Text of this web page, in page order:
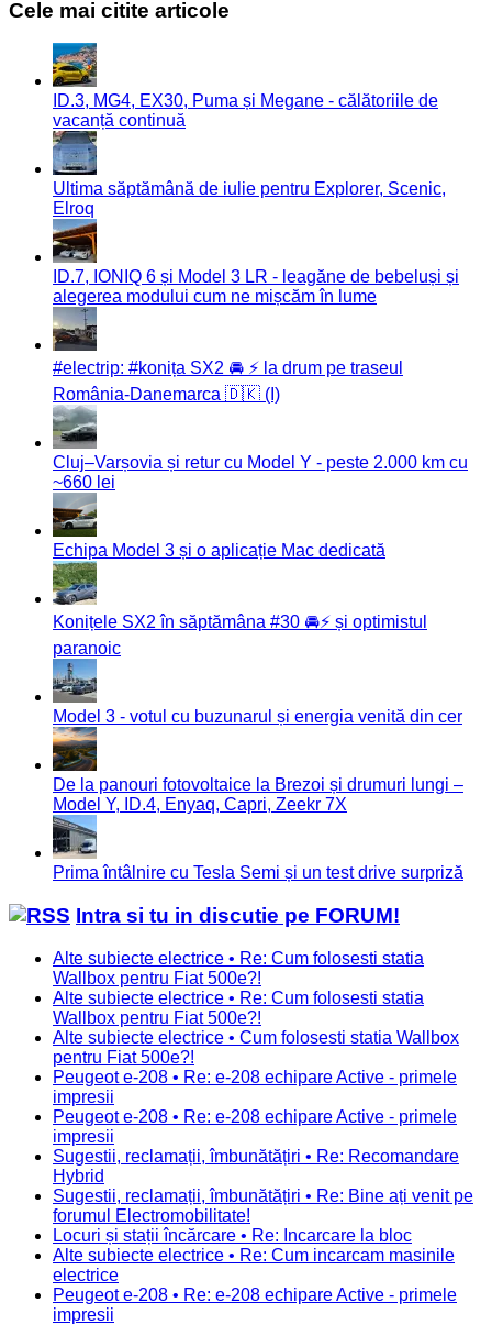
Cele mai citite articole
ID.3, MG4, EX30, Puma și Megane - călătoriile de
vacanță continuă
Ultima săptămână de iulie pentru Explorer, Scenic,
Elroq
ID.7, IONIQ 6 și Model 3 LR - leagăne de bebeluși și
alegerea modului cum ne mișcăm în lume
#electrip: #konița SX2 🚘 ⚡️ la drum pe traseul
România-Danemarca 🇩🇰 (I)
Cluj–Varșovia și retur cu Model Y - peste 2.000 km cu
~660 lei
Echipa Model 3 și o aplicație Mac dedicată
Konițele SX2 în săptămâna #30 🚘⚡️ și optimistul
paranoic
Model 3 - votul cu buzunarul și energia venită din cer
De la panouri fotovoltaice la Brezoi și drumuri lungi –
Model Y, ID.4, Enyaq, Capri, Zeekr 7X
Prima întâlnire cu Tesla Semi și un test drive surpriză
Intra si tu in discutie pe FORUM!
Alte subiecte electrice • Re: Cum folosesti statia
Wallbox pentru Fiat 500e?!
Alte subiecte electrice • Re: Cum folosesti statia
Wallbox pentru Fiat 500e?!
Alte subiecte electrice • Cum folosesti statia Wallbox
pentru Fiat 500e?!
Peugeot e-208 • Re: e-208 echipare Active - primele
impresii
Peugeot e-208 • Re: e-208 echipare Active - primele
impresii
Sugestii, reclamații, îmbunătățiri • Re: Recomandare
Hybrid
Sugestii, reclamații, îmbunătățiri • Re: Bine ați venit pe
forumul Electromobilitate!
Locuri și stații încărcare • Re: Incarcare la bloc
Alte subiecte electrice • Re: Cum incarcam masinile
electrice
Peugeot e-208 • Re: e-208 echipare Active - primele
impresii